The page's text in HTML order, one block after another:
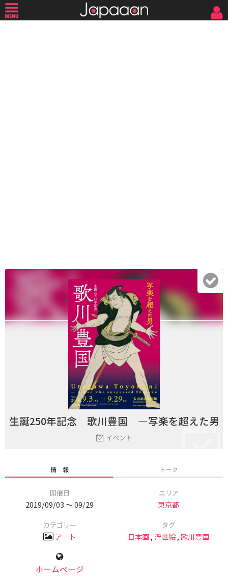
生誕250年記念 歌川豊国 ―写楽を超えた男
イベント
情 報 トーク
開催日
2019/09/03 〜 09/29
エリア
東京都
カテゴリー
アート
タグ
日本画, 浮世絵,歌川豊国
ホームページ